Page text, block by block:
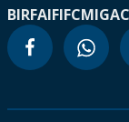
BIRFAIFIFCMIGA